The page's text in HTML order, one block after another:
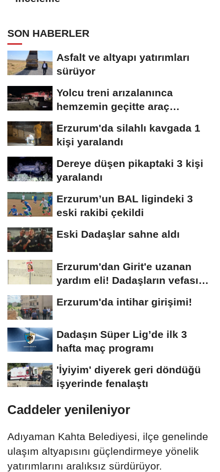
SON HABERLER
Asfalt ve altyapı yatırımları
sürüyor
Yolcu treni arızalanınca
hemzemin geçitte araç
Erzurum'da silahlı kavgada 1
kişi yaralandı
Dereye düşen pikaptaki 3 kişi
yaralandı
Erzurum’un BAL ligindeki 3
eski rakibi çekildi
Eski Dadaşlar sahne aldı
Erzurum'dan Girit'e uzanan
yardım eli! Dadaşların vefası
Erzurum'da intihar girişimi!
Dadaşın Süper Lig’de ilk 3
hafta maç programı
'İyiyim' diyerek geri döndüğü
işyerinde fenalaştı
Caddeler yenileniyor
Adıyaman Kahta Belediyesi, ilçe genelinde
ulaşım altyapısını güçlendirmeye yönelik
yatırımlarını aralıksız sürdürüyor.